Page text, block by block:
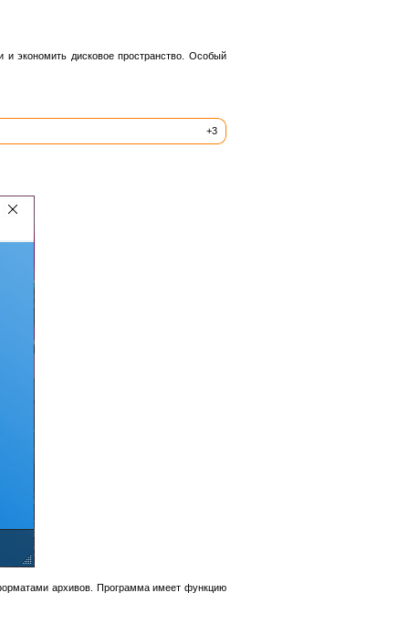
экономить дисковое пространство. Особый
+3
архивов. Программа имеет функцию